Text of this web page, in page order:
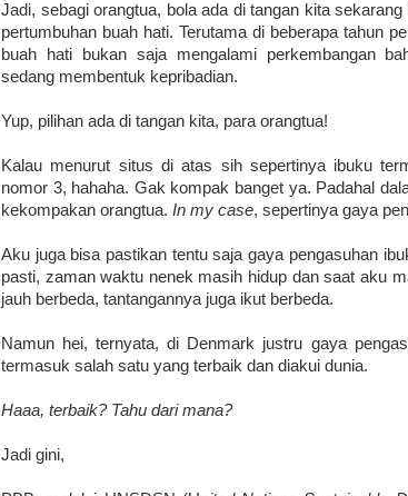
Jadi, sebagi orangtua, bola ada di tangan kita
pertumbuhan buah hati. Terutama di beberapa tahun
buah hati bukan saja mengalami perkembangan
sedang membentuk kepribadian.
Yup, pilihan ada di tangan kita, para orangtua!
Kalau menurut situs di atas sih sepertinya ibuku
nomor 3, hahaha. Gak kompak banget ya. Padahal
kekompakan orangtua. In my case, sepertinya gaya
Aku juga bisa pastikan tentu saja gaya pengasuhan
pasti, zaman waktu nenek masih hidup dan saat aku
jauh berbeda, tantangannya juga ikut berbeda.
Namun hei, ternyata, di Denmark justru gaya
termasuk salah satu yang terbaik dan diakui dunia.
Haaa, terbaik? Tahu dari mana?
Jadi gini,